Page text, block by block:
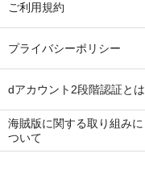
ご利用規約
プライバシーポリシー
dアカウント2段階認証とは
海賊版に関する取り組みに
ついて